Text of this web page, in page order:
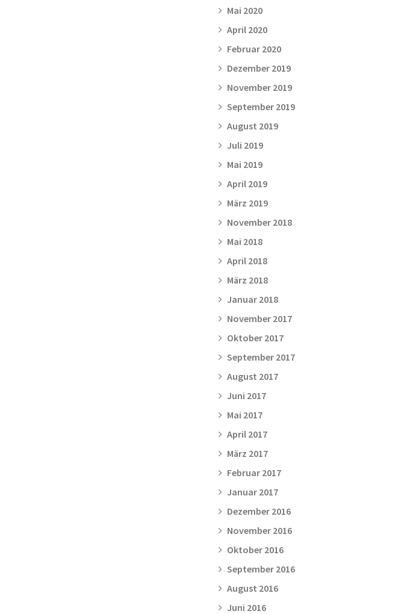
Mai 2020
April 2020
Februar 2020
Dezember 2019
November 2019
September 2019
August 2019
Juli 2019
Mai 2019
April 2019
März 2019
November 2018
Mai 2018
April 2018
März 2018
Januar 2018
November 2017
Oktober 2017
September 2017
August 2017
Juni 2017
Mai 2017
April 2017
März 2017
Februar 2017
Januar 2017
Dezember 2016
November 2016
Oktober 2016
September 2016
August 2016
Juni 2016